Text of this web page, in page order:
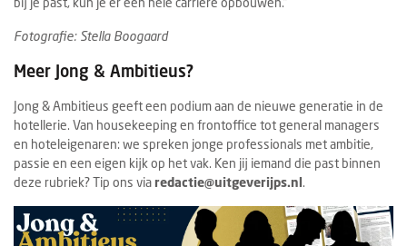
Fotografie: Stella Boogaard
Meer Jong & Ambitieus?
Jong & Ambitieus geeft een podium aan de nieuwe generatie in de
hotellerie. Van housekeeping en frontoffice tot general managers
en hoteleigenaren: we spreken jonge professionals met ambitie,
passie en een eigen kijk op het vak. Ken jij iemand die past binnen
deze rubriek? Tip ons viaredactie@uitgeverijps.nl.